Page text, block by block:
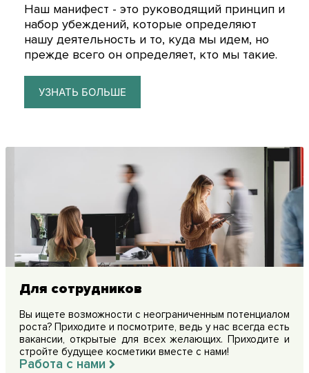
Наш манифест - это руководящий принцип и
набор убеждений, которые определяют
нашу деятельность и то, куда мы идем, но
прежде всего он определяет, кто мы такие.
УЗНАТЬ БОЛЬШЕ
Для сотрудников
Вы ищете возможности с неограниченным потенциалом
роста? Приходите и посмотрите, ведь у нас всегда есть
вакансии, открытые для всех желающих. Приходите и
стройте будущее косметики вместе с нами!
Работа с нами